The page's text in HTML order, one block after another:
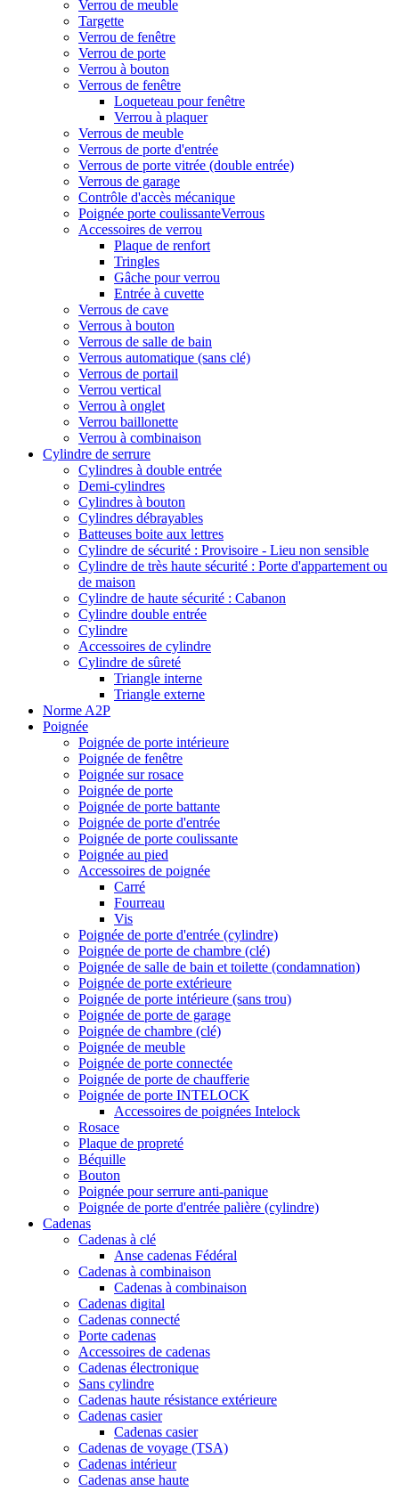
Verrou de meuble
Targette
Verrou de fenêtre
Verrou de porte
Verrou à bouton
Verrous de fenêtre
Loqueteau pour fenêtre
Verrou à plaquer
Verrous de meuble
Verrous de porte d'entrée
Verrous de porte vitrée (double entrée)
Verrous de garage
Contrôle d'accès mécanique
Poignée porte coulissanteVerrous
Accessoires de verrou
Plaque de renfort
Tringles
Gâche pour verrou
Entrée à cuvette
Verrous de cave
Verrous à bouton
Verrous de salle de bain
Verrous automatique (sans clé)
Verrous de portail
Verrou vertical
Verrou à onglet
Verrou baillonette
Verrou à combinaison
Cylindre de serrure
Cylindres à double entrée
Demi-cylindres
Cylindres à bouton
Cylindres débrayables
Batteuses boite aux lettres
Cylindre de sécurité : Provisoire - Lieu non sensible
Cylindre de très haute sécurité : Porte d'appartement ou
de maison
Cylindre de haute sécurité : Cabanon
Cylindre double entrée
Cylindre
Accessoires de cylindre
Cylindre de sûreté
Triangle interne
Triangle externe
Norme A2P
Poignée
Poignée de porte intérieure
Poignée de fenêtre
Poignée sur rosace
Poignée de porte
Poignée de porte battante
Poignée de porte d'entrée
Poignée de porte coulissante
Poignée au pied
Accessoires de poignée
Carré
Fourreau
Vis
Poignée de porte d'entrée (cylindre)
Poignée de porte de chambre (clé)
Poignée de salle de bain et toilette (condamnation)
Poignée de porte extérieure
Poignée de porte intérieure (sans trou)
Poignée de porte de garage
Poignée de chambre (clé)
Poignée de meuble
Poignée de porte connectée
Poignée de porte de chaufferie
Poignée de porte INTELOCK
Accessoires de poignées Intelock
Rosace
Plaque de propreté
Béquille
Bouton
Poignée pour serrure anti-panique
Poignée de porte d'entrée palière (cylindre)
Cadenas
Cadenas à clé
Anse cadenas Fédéral
Cadenas à combinaison
Cadenas à combinaison
Cadenas digital
Cadenas connecté
Porte cadenas
Accessoires de cadenas
Cadenas électronique
Sans cylindre
Cadenas haute résistance extérieure
Cadenas casier
Cadenas casier
Cadenas de voyage (TSA)
Cadenas intérieur
Cadenas anse haute